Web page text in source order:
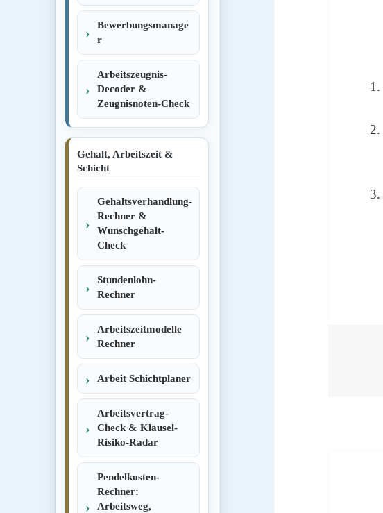
Bewerbungsmanage
r
Arbeitszeugnis-
Decoder &
Zeugnisnoten-Check
Gehalt, Arbeitszeit &
Schicht
Gehaltsverhandlung-
Rechner &
Wunschgehalt-
Check
Stundenlohn-
Rechner
Arbeitszeitmodelle
Rechner
Arbeit Schichtplaner
Arbeitsvertrag-
Check & Klausel-
Risiko-Radar
Pendelkosten-
Rechner:
Arbeitsweg,